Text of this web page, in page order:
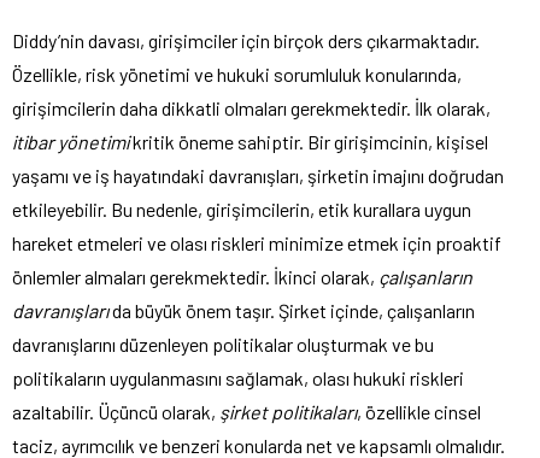
Diddy’nin davası, girişimciler için birçok ders çıkarmaktadır.
Özellikle, risk yönetimi ve hukuki sorumluluk konularında,
girişimcilerin daha dikkatli olmaları gerekmektedir. İlk olarak,
itibar yönetimikritik öneme sahiptir. Bir girişimcinin, kişisel
yaşamı ve iş hayatındaki davranışları, şirketin imajını doğrudan
etkileyebilir. Bu nedenle, girişimcilerin, etik kurallara uygun
hareket etmeleri ve olası riskleri minimize etmek için proaktif
önlemler almaları gerekmektedir. İkinci olarak, çalışanların
davranışlarıda büyük önem taşır. Şirket içinde, çalışanların
davranışlarını düzenleyen politikalar oluşturmak ve bu
politikaların uygulanmasını sağlamak, olası hukuki riskleri
azaltabilir. Üçüncü olarak, şirket politikaları, özellikle cinsel
taciz, ayrımcılık ve benzeri konularda net ve kapsamlı olmalıdır.